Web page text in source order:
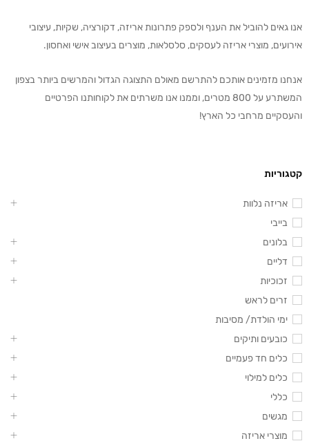
אנו גאים להוביל את הענף ולספק פתרונות אריזה, דקורציה, שקיות, עיצובי
אירועים, מוצרי אריזה לעסקים, סלסלאות, מוצרים בעיצוב אישי ואחסון.
אנחנו מזמינים אותכם להתרשם מאולם התצוגה הגדול והמרשים ביותר בצפון
המשתרע על 800 מטרים, וממנו אנו משרתים את לקוחותנו הפרטיים
והעסקיים מרחבי כל הארץ!
קטגוריות
אריזה נלוות
בייבי
בלונים
דליים
זכוכיות
זרים לראש
ימי הולדת/ מסיבות
כובעים ותיקים
כלים חד פעמיים
כלים למילוי
כללי
מגשים
מוצרי אריזה